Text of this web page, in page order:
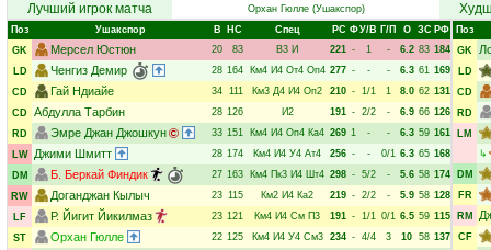
Лучший игрок матча
Орхан Гюлле(Ушакспор)
Поз Ушакспор В НC Спец РC ФУ/В Г/П О ЗС РФ
GK
Мерсел Юстюн 20 83 В3 И 221 - 1 - 6.2 83 184
LD
Ченгиз Демир 28 164 Км4 И4 От4 Оп4 277 - - - 6.3 61 169
CD
Гай Ндиайе 34 111 Км3 Д4 И4 Оп2 210 - 1/1 1 8.0 62 131
CD Абдулла Тарбин 28 126 И2 191 - 2/2 - 6.9 66 126
RD
Эмре Джан Джошкун 33 151 Км4 И4 Оп4 Ка4 269 1 - - 6.3 59 161
LW
Джими Шмитт 28 174 Км4 И4 У4 Ат4 256 - - 0/1 6.3 65 168
DM
Б. Беркай Финдик 27 163 Км4 Пк3 И4 Шт4 298 - 5/2 - 5.6 58 174
RW
Доганджан Кылыч 23 115 Км2 И4 Ка2 219 - 2/2 - 5.9 58 128
LF
Р. Йигит Йикилмаз 23 121 Км4 И4 См П3 191 - 1/1 0/1 6.5 59 115
ST
Орхан Гюлле 22 125 Км4 И4 У4 См3 234 - 4/4 3 10 58 137
Поз
GK
LD
CD
RD
LM
↳
DM
FR
RM
CF